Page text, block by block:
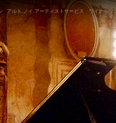
アルト.ノイ.アーティストサービス ワイナッ